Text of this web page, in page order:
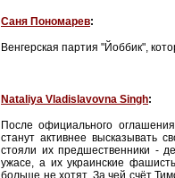
Саня Пономарев:
Венгерская партия "Йоббик",
Nataliya Vladislavovna Singh:
После официального
станут активнее высказывать
стояли их предшественники -
ужасе, а их украинские
больше не хотят. За чей счёт